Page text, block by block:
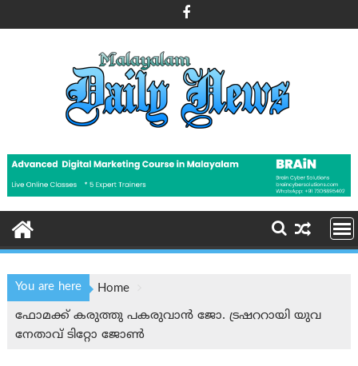
to
You are here
Home
ഫോമക്ക് കരുത്തു പകരുവാന്‍ ജോ. ട്രഷററായി യുവ
നേതാവ് ടിറ്റോ ജോണ്‍